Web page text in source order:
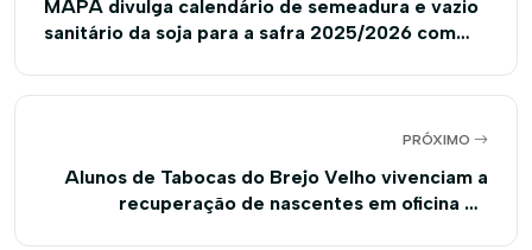
MAPA divulga calendário de semeadura e vazio
sanitário da soja para a safra 2025/2026 com
PRÓXIMO
Alunos de Tabocas do Brejo Velho vivenciam a
recuperação de nascentes em oficina de